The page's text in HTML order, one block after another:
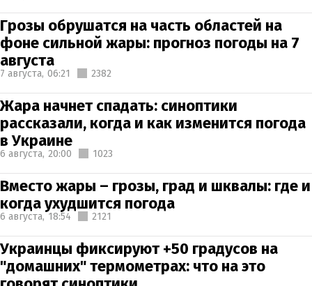
Грозы обрушатся на часть областей на
фоне сильной жары: прогноз погоды на 7
августа
7 августа, 06:21 2382
Жара начнет спадать: синоптики
рассказали, когда и как изменится погода
в Украине
6 августа, 20:00 1023
Вместо жары – грозы, град и шквалы: где и
когда ухудшится погода
6 августа, 18:54 2121
Украинцы фиксируют +50 градусов на
"домашних" термометрах: что на это